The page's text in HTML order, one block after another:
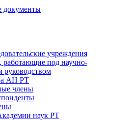
документы
учреждения
работающие под научно-
руководством
АН РТ
члены
наук РТ